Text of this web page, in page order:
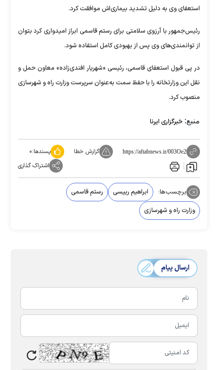
استعفای وی به دلیل تشدید بیماری‌اش موافقت کرد.
رئیس‌جمهور با آرزوی سلامتی برای رستم قاسمی ابراز امیدواری کرد بتوان
از توانمندی‌های وی پس از بهبودی کامل استفاده شود.
در پی قبول استعفای قاسمی، رئیسی «شهریار افندی‌زاده» معاون حمل و
نقل این وزارتخانه را با حفظ سمت به‌عنوان سرپرست وزارت راه و شهرسازی
منصوب کرد.
منبع: خبرگزاری ایرنا
https://aftabnews.ir/003Oe2 گزارش خطا پسندها:۰
اشتراک گذاری
برچسب‌ها: ابراهیم رییسی
رستم قاسمی
وزارت راه و شهرسازی
ارسال پیام